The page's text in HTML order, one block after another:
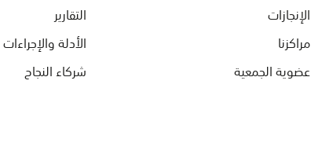
الإنجازات
مراكزنا
عضوية الجمعية
التقارير
الأدلة والإجراءات
شركاء النجاح